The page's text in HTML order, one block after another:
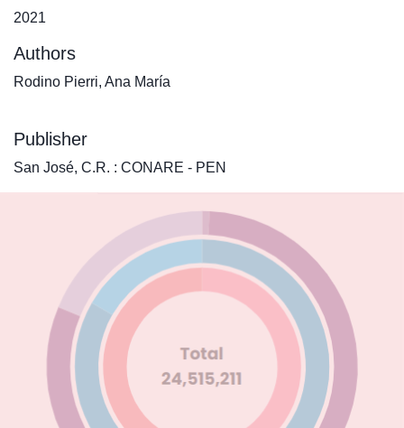
2021
Authors
Rodino Pierri, Ana María
Publisher
San José, C.R. : CONARE - PEN